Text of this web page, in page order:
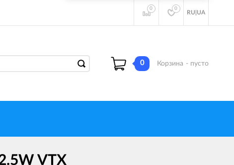
0 0
RU UA
0 Корзина - пусто
VTX